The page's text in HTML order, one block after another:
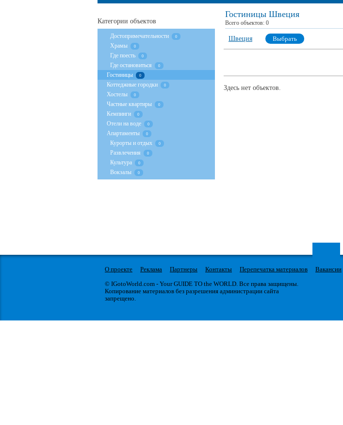
Гостиницы Швеция
Всего объектов: 0
Швеция Выбрать
Здесь нет объектов.
Категории объектов
Достопримечательности 0
Храмы 0
Где поесть 0
Где остановиться 0
Гостиницы 0
Коттеджные городки 0
Хостелы 0
Частные квартиры 0
Кемпинги 0
Отели на воде 0
Апартаменты 0
Курорты и отдых 0
Развлечения 0
Культура 0
Вокзалы 0
О проекте Реклама Партнеры Контакты Перепечатка материалов Вакансии
© IGotoWorld.com - Your GUIDE TO the WORLD. Все права защищены.
Копирование материалов без разрешения администрации сайта
запрещено.